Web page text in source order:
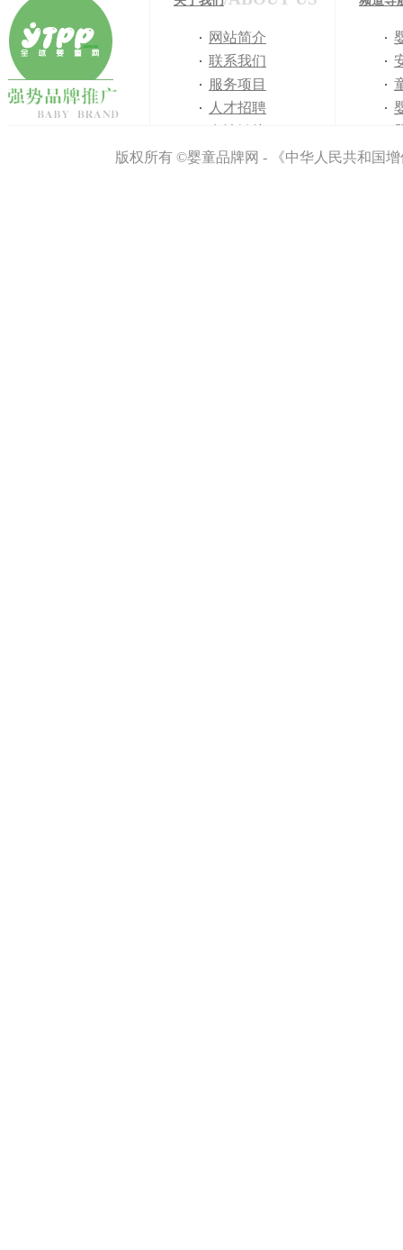
网站简介
联系我们
服务项目
人才招聘
免责声明
版权所有 ©婴童品牌网 - 《中华人民共和国